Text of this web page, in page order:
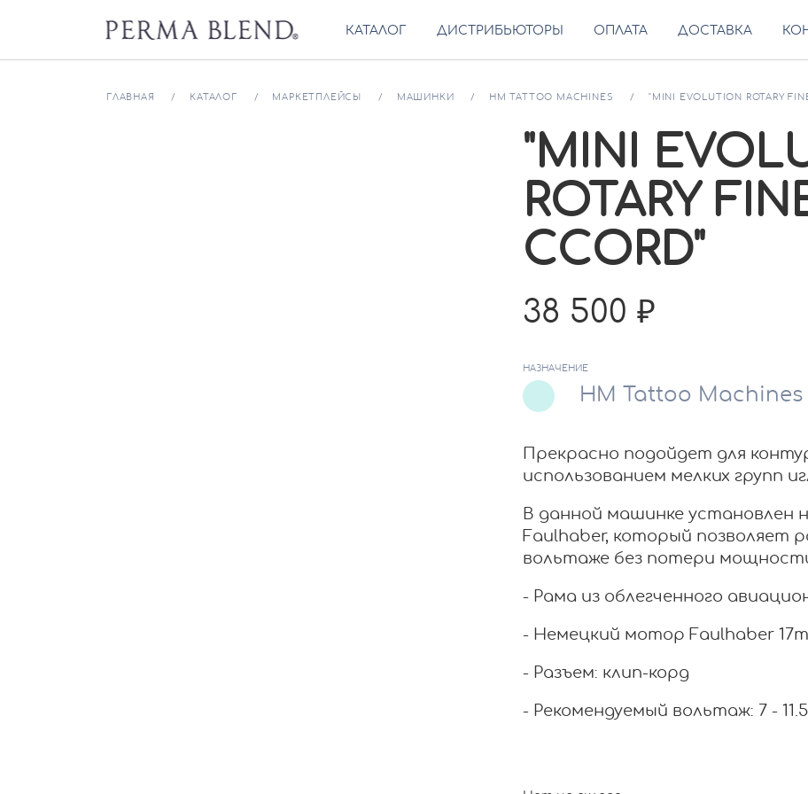
КАТАЛОГ ДИСТРИБЬЮТОРЫ ОПЛАТА ДОСТАВКА
ГЛАВНАЯ КАТАЛОГ МАРКЕТПЛЕЙСЫ МАШИНКИ HM TATTOO MACHINES "MINI EVOLUTION ROTARY
"MINI
ROTARY
CCORD"
38 500
НАЗНАЧЕНИЕ
HM Tattoo Machines
Прекрасно подойдет для
использованием мелких групп
В данной машинке
Faulhaber, который позволяет
вольтаже без потери
- Рама из облегченного
- Немецкий мотор Faulhaber
- Разъем: клип-корд
- Рекомендуемый вольтаж: 7 -